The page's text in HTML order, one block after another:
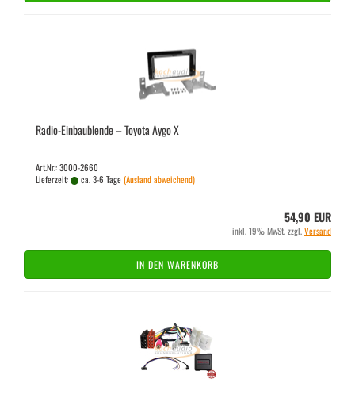
Radio-​​Ein­bau­blen­de – To­yo­ta Aygo X
Art.Nr.: 3000-2660
Lieferzeit:
ca. 3-6 Tage(Ausland abweichend)
54,90 EUR
inkl. 19% MwSt. zzgl.Versand
IN DEN WARENKORB